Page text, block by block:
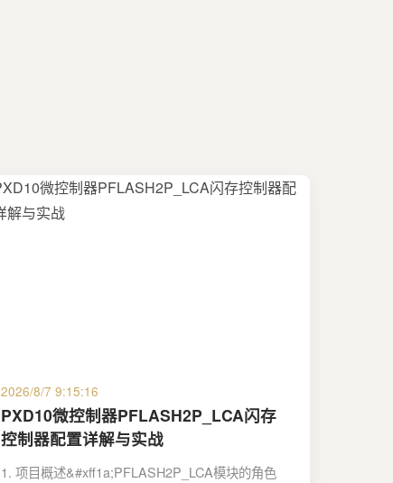
2026/8/7 9:15:16
PXD10微控制器PFLASH2P_LCA闪存
控制器配置详解与实战
1. 项目概述&#xff1a;PFLASH2P_LCA模块的角色